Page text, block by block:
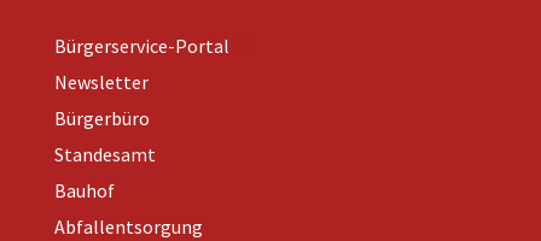
Bürgerservice-Portal
Newsletter
Bürgerbüro
Standesamt
Bauhof
Abfallentsorgung